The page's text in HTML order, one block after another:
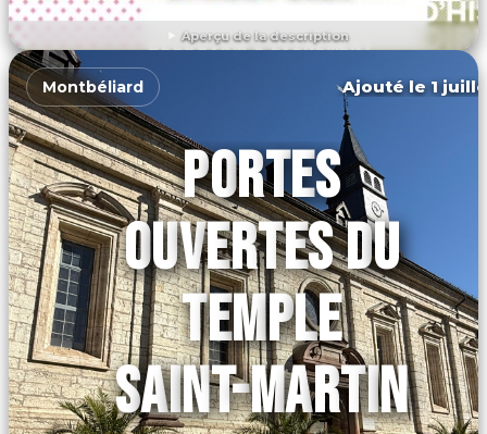
Aperçu de la description
DÉCOUVRIR L'ÉVÉNEMENT
Montbéliard Ajouté le 1
PORTES
OUVERTES DU
TEMPLE
SAINT-MARTIN